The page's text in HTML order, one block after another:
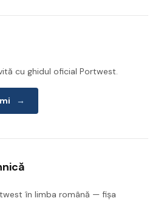
cu ghidul oficial Portwest.
→
în limba română — fișa